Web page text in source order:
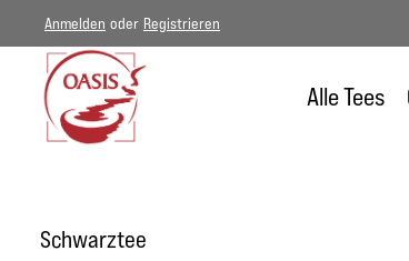
Hauptinhalt springen
Zur Hauptnavigation springen
Anmelden oder Registrieren
Alle Tees
Schwarztee